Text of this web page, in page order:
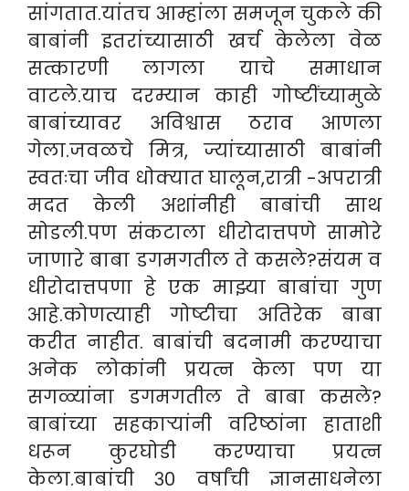
सांगतात.यांतच आम्हांला समजून चुकले की
बाबांनी इतरांच्यासाठी खर्च केलेला वेळ
सत्कारणी लागला याचे समाधान
वाटले.याच दरम्यान काही गोष्टींच्यामुळे
बाबांच्यावर अविश्वास ठराव आणला
गेला.जवळचे मित्र, ज्यांच्यासाठी बाबांनी
स्वतःचा जीव धोक्यात घालून,रात्री -अपरात्री
मदत केली अशांनीही बाबांची साथ
सोडली.पण संकटाला धीरोदात्तपणे सामोरे
जाणारे बाबा डगमगतील ते कसले?संयम व
धीरोदात्तपणा हे एक माझ्या बाबांचा गुण
आहे.कोणत्याही गोष्टीचा अतिरेक बाबा
करीत नाहीत. बाबांची बदनामी करण्याचा
अनेक लोकांनी प्रयत्न केला पण या
सगळ्यांना डगमगतील ते बाबा कसले?
बाबांच्या सहकाऱ्यांनी वरिष्ठांना हाताशी
धरून कुरघोडी करण्याचा प्रयत्न
केला.बाबांची ३० वर्षांची ज्ञानसाधनेला